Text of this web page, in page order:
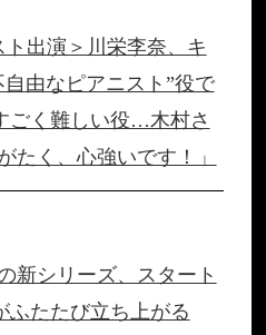
出演＞川栄李奈、キ
由なピアニスト”役で
ごく難しい役…木村さ
たく、心強いです！」
シリーズ、スタート
たたび立ち上がる